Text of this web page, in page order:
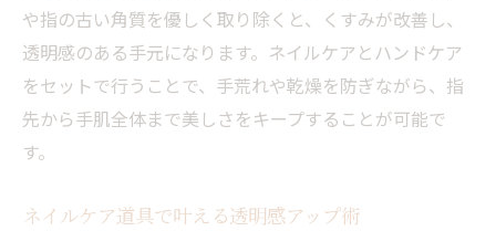
や指の古い角質を優しく取り除くと、くすみが改善し、
透明感のある手元になります。ネイルケアとハンドケア
をセットで行うことで、手荒れや乾燥を防ぎながら、指
先から手肌全体まで美しさをキープすることが可能で
す。
ネイルケア道具で叶える透明感アップ術